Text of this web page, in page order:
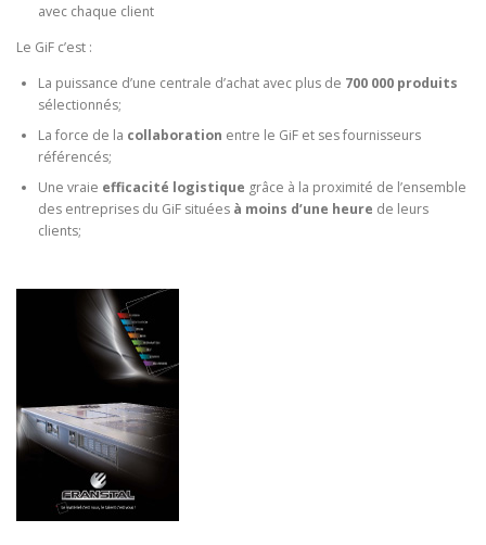
avec chaque client
Le GiF c’est :
La puissance d’une centrale d’achat avec plus de 700 000 produits
sélectionnés;
La force de la collaboration entre le GiF et ses fournisseurs
référencés;
Une vraie efficacité logistique grâce à la proximité de l’ensemble
des entreprises du GiF situées à moins d’une heure de leurs
clients;